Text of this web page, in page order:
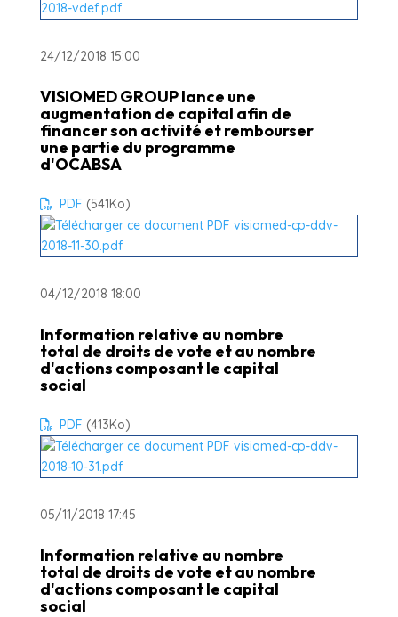
24/12/2018 15:00
VISIOMED GROUP lance une
augmentation de capital afin de
financer son activité et rembourser
une partie du programme
d'OCABSA
PDF (541Ko)
04/12/2018 18:00
Information relative au nombre
total de droits de vote et au nombre
d'actions composant le capital
social
PDF (413Ko)
05/11/2018 17:45
Information relative au nombre
total de droits de vote et au nombre
d'actions composant le capital
social